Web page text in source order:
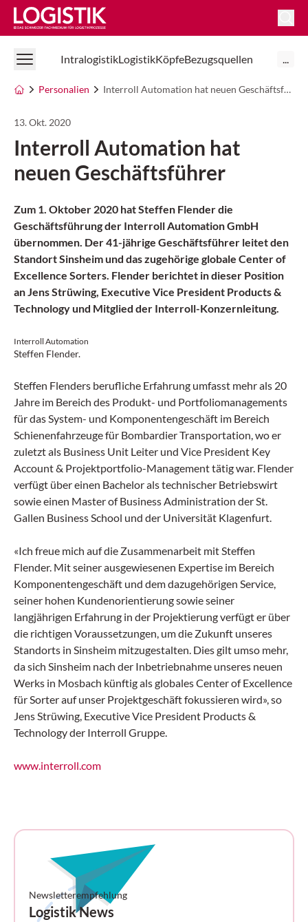
Logistik Online
IntralogistikLogistikKöpfeBezugsquellen ...
Personalien Interroll Automation hat neuen Geschäftsführer
13. Okt. 2020
Interroll Automation hat
neuen Geschäftsführer
Zum 1. Oktober 2020 hat Steffen Flender die
Geschäftsführung der Interroll Automation GmbH
übernommen. Der 41-jährige Geschäftsführer leitet den
Standort Sinsheim und das zugehörige globale Center of
Excellence Sorters. Flender berichtet in dieser Position
an Jens Strüwing, Executive Vice President Products &
Technology und Mitglied der Interroll-Konzernleitung.
Interroll Automation
Steffen Flender.
Steffen Flenders berufliche Erfahrung umfasst mehr als 20
Jahre im Bereich des Produkt- und Portfoliomanagements
für das System- und Komponentengeschäft im Bereich
Schienenfahrzeuge für Bombardier Transportation, wo er
zuletzt als Business Unit Leiter und Vice President Key
Account & Projektportfolio-Management tätig war. Flender
verfügt über einen Bachelor als technischer Betriebswirt
sowie einen Master of Business Administration der St.
Gallen Business School und der Universität Klagenfurt.
«Ich freue mich auf die Zusammenarbeit mit Steffen
Flender. Mit seiner ausgewiesenen Expertise im Bereich
Komponentengeschäft und dem dazugehörigen Service,
seiner hohen Kundenorientierung sowie seiner
langjährigen Erfahrung in der Projektierung verfügt er über
die richtigen Voraussetzungen, um die Zukunft unseres
Standorts in Sinsheim mitzugestalten. Dies gilt umso mehr,
da sich Sinsheim nach der Inbetriebnahme unseres neuen
Werks in Mosbach künftig als globales Center of Excellence
für Sorter auf unser Projektgeschäft fokussieren wird», so
Jens Strüwing, Executive Vice President Products &
Technology der Interroll Gruppe.
www.interroll.com
Newsletterempfehlung
Logistik News